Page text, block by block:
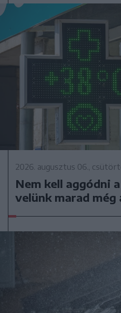
2026. augusztus 06.,
Nem kell aggódni
velünk marad még